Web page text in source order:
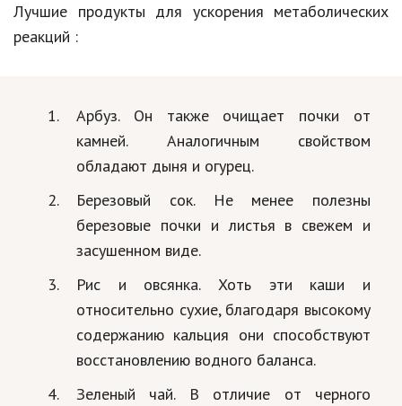
Лучшие продукты для ускорения метаболических
реакций :
Арбуз. Он также очищает почки от
камней. Аналогичным свойством
обладают дыня и огурец.
Березовый сок. Не менее полезны
березовые почки и листья в свежем и
засушенном виде.
Рис и овсянка. Хоть эти каши и
относительно сухие, благодаря высокому
содержанию кальция они способствуют
восстановлению водного баланса.
Зеленый чай. В отличие от черного